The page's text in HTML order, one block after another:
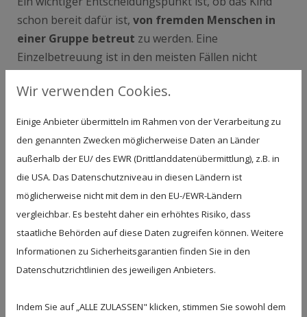
schon bereit dafür ist, von fremden Menschen in
einer Gruppe betreut zu werden. Eine
Einzelbetreuung ist in den meisten Fällen nicht
bereitsloslassen könnenund sich auch auf
können, wenn das Kind von Ihnen getrennt betreut
wird. Ohne diese Voraussetzungen ist es besser, mit
der Kur noch etwas zu warten.
KINDER ZWISCHEN 3 UND 12 JAHREN
In der Regel können Kinderbis einschließlich 12
Jahrenmit in die Kur aufgenommen werden.
Aspekte im Vordergrund. Kliniken bieten daher
Wir verwenden Cookies.
Einige Anbieter übermitteln im Rahmen von der Verarbeitung zu
den genannten Zwecken möglicherweise Daten an Länder
außerhalb der EU/ des EWR (Drittlanddatenübermittlung), z.B. in
die USA. Das Datenschutzniveau in diesen Ländern ist
möglicherweise nicht mit dem in den EU-/EWR-Ländern
vergleichbar. Es besteht daher ein erhöhtes Risiko, dass
staatliche Behörden auf diese Daten zugreifen können. Weitere
Informationen zu Sicherheitsgarantien finden Sie in den
Datenschutzrichtlinien des jeweiligen Anbieters.
Indem Sie auf „ALLE ZULASSEN" klicken, stimmen Sie sowohl dem